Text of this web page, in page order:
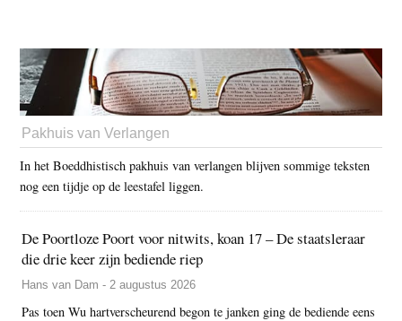
Pakhuis van Verlangen
In het Boeddhistisch pakhuis van verlangen blijven sommige teksten
nog een tijdje op de leestafel liggen.
De Poortloze Poort voor nitwits, koan 17 – De staatsleraar
die drie keer zijn bediende riep
Hans van Dam - 2 augustus 2026
Pas toen Wu hartverscheurend begon te janken ging de bediende eens